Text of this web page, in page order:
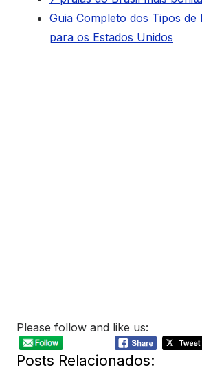
Guia Completo dos Tipos de
para os Estados Unidos
Please follow and like us:
Posts Relacionados: